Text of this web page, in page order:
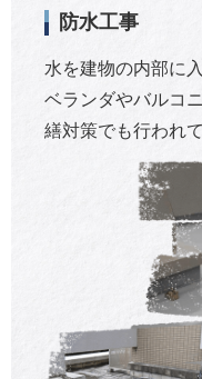
防水工事
水を建物の内部に
ベランダやバルコ
繕対策でも行われ